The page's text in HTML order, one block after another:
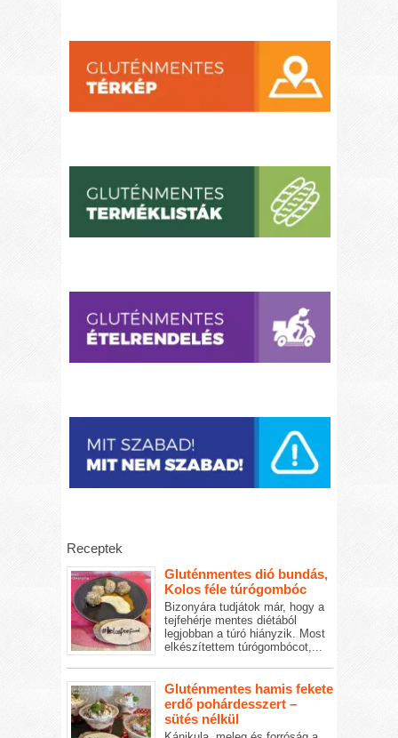
Receptek
Gluténmentes dió bundás,
Kolos féle túrógombóc
Bizonyára tudjátok már, hogy a
tejfehérje mentes diétából
legjobban a túró hiányzik. Most
elkészítettem túrógombócot,...
Gluténmentes hamis fekete
erdő pohárdesszert –
sütés nélkül